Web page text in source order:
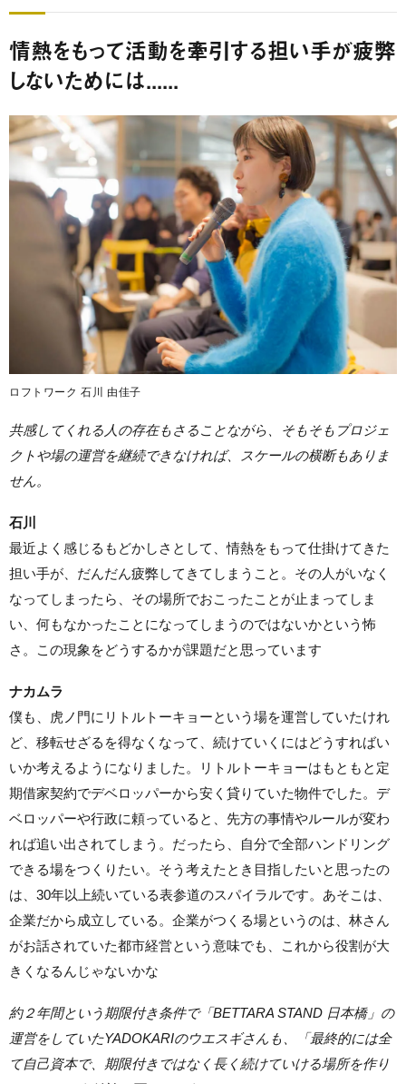
情熱をもって活動を牽引する担い手が疲弊
しないためには......
ロフトワーク 石川 由佳子
共感してくれる人の存在もさることながら、そもそもプロジェ
クトや場の運営を継続できなければ、スケールの横断もありま
せん。
石川
最近よく感じるもどかしさとして、情熱をもって仕掛けてきた
担い手が、だんだん疲弊してきてしまうこと。その人がいなく
なってしまったら、その場所でおこったことが止まってしま
い、何もなかったことになってしまうのではないかという怖
さ。この現象をどうするかが課題だと思っています
ナカムラ
僕も、虎ノ門にリトルトーキョーという場を運営していたけれ
ど、移転せざるを得なくなって、続けていくにはどうすればい
いか考えるようになりました。リトルトーキョーはもともと定
期借家契約でデベロッパーから安く貸りていた物件でした。デ
ベロッパーや行政に頼っていると、先方の事情やルールが変わ
れば追い出されてしまう。だったら、自分で全部ハンドリング
できる場をつくりたい。そう考えたとき目指したいと思ったの
は、30年以上続いている表参道のスパイラルです。あそこは、
企業だから成立している。企業がつくる場というのは、林さん
がお話されていた都市経営という意味でも、これから役割が大
きくなるんじゃないかな
約２年間という期限付き条件で「BETTARA STAND 日本橋」の
運営をしていたYADOKARIのウエスギさんも、「最終的には全
て自己資本で、期限付きではなく長く続けていける場所を作り